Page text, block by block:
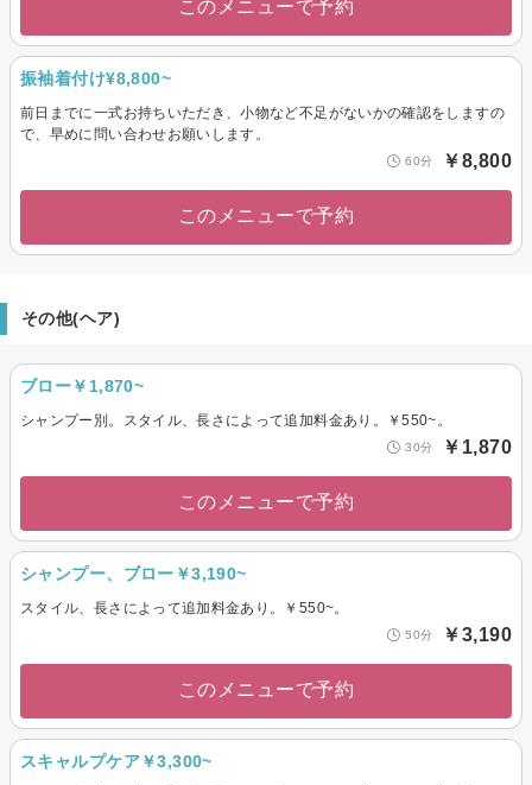
このメニューで予約
振袖着付け¥8,800~
前日までに一式お持ちいただき、小物など不足がないかの確認をしますの
で、早めに問い合わせお願いします。
60分 ￥8,800
このメニューで予約
その他(ヘア)
ブロー￥1,870~
シャンプー別。スタイル、長さによって追加料金あり。￥550~。
30分 ￥1,870
このメニューで予約
シャンプー、ブロー￥3,190~
スタイル、長さによって追加料金あり。￥550~。
50分 ￥3,190
このメニューで予約
スキャルプケア￥3,300~